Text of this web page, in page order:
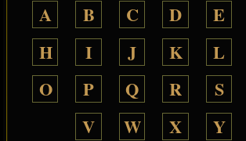
A B C D E
H
I J K L
O
P Q R S
V
W X Y